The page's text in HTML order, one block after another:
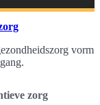
vorm
zorg